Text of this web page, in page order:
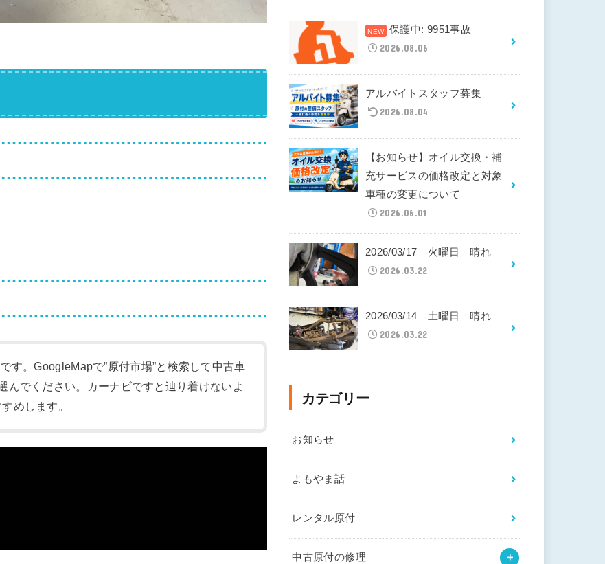
す。GoogleMapで”原付市場”と検索して中古車
んでください。カーナビですと辿り着けないよ
めします。
保護中: 9951事故
2026.08.06
アルバイトスタッフ募集
2026.08.04
【お知らせ】オイル交換・補
充サービスの価格改定と対象
車種の変更について
2026.06.01
2026/03/17 火曜日 晴れ
2026.03.22
2026/03/14 土曜日 晴れ
2026.03.22
カテゴリー
お知らせ
よもやま話
レンタル原付
中古原付の修理